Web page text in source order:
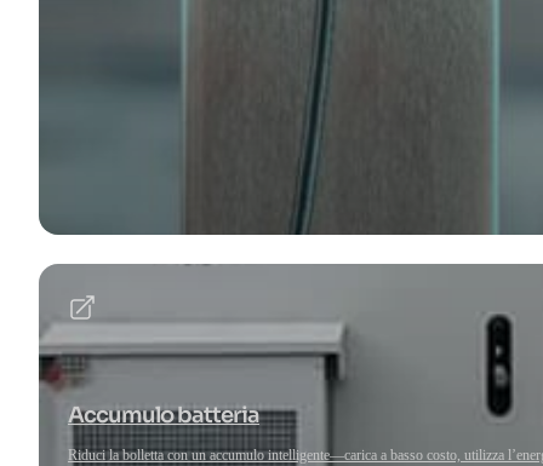
Accumulo batteria
Riduci la bolletta con un accumulo intelligente—carica a basso costo, utilizza